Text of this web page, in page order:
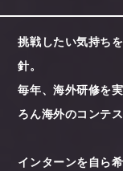
挑戦したい気持ち
針。
毎年、海外研修を
ろん海外のコンテ
インターンを自ら